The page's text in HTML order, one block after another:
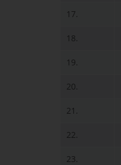
17.
18.
19.
20.
21.
22.
23.